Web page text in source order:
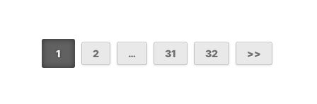
1 2 … 31 32